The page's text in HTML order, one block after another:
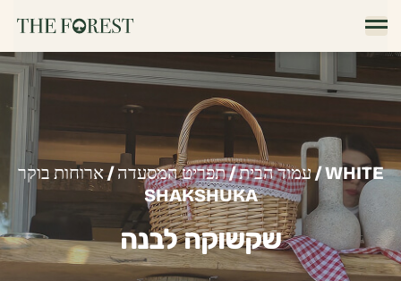
עמוד הבית/תפריט המסעדה/ארוחות בוקר
/ WHITE
SHAKSHUKA
שקשוקה לבנה